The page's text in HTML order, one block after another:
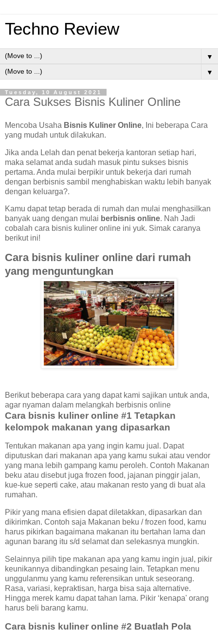
Techno Review
▼
▼
Tuesday, 10 August 2021
Cara Sukses Bisnis Kuliner Online
Mencoba Usaha Bisnis Kuliner Online, Ini beberapa Cara
yang mudah untuk dilakukan.
Jika anda Lelah dan penat bekerja kantoran setiap hari,
maka selamat anda sudah masuk pintu sukses bisnis
pertama. Anda mulai berpikir untuk bekerja dari rumah
dengan berbisnis sambil menghabiskan waktu lebih banyak
dengan keluarga?.
Kamu dapat tetap berada di rumah dan mulai menghasilkan
banyak uang dengan mulai berbisnis online. Nah Jadi
cobalah cara bisnis kuliner online ini yuk. Simak caranya
berikut ini!
Cara bisnis kuliner online dari rumah
yang menguntungkan
Berikut beberapa cara yang dapat kami sajikan untuk anda,
agar nyaman dalam melangkah berbisnis online
Cara bisnis kuliner online #1 Tetapkan
kelompok makanan yang dipasarkan
Tentukan makanan apa yang ingin kamu jual. Dapat
diputuskan dari makanan apa yang kamu sukai atau vendor
yang mana lebih gampang kamu peroleh. Contoh Makanan
beku atau disebut juga frozen food, jajanan pinggir jalan,
kue-kue seperti cake, atau makanan resto yang di buat ala
rumahan.
Pikir yang mana efisien dapat diletakkan, dipasarkan dan
dikirimkan. Contoh saja Makanan beku / frozen food, kamu
harus pikirkan bagaimana makanan itu bertahan lama dan
agunan barang itu s/d selamat dan selekasnya mungkin.
Selainnya pilih tipe makanan apa yang kamu ingin jual, pikir
keunikannya dibandingkan pesaing lain. Tetapkan menu
unggulanmu yang kamu referensikan untuk seseorang.
Rasa, variasi, kepraktisan, harga bisa saja alternative.
Hingga merek kamu dapat tahan lama. Pikir ‘kenapa' orang
harus beli barang kamu.
Cara bisnis kuliner online #2 Buatlah Pola